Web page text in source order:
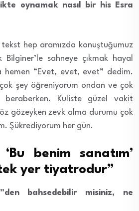
oynamak nasıl bir his Esra
tekst hep aramızda konuştuğumuz
sahneye çıkmak hayal
hemen “Evet, evet, evet” dedim.
şey öğreniyorum ondan ve çok
beraberken. Kuliste güzel vakit
gözeyken zevk alma durumu çok
Şükrediyorum her gün.
benim sanatım’
yer tiyatrodur”
bahsedebilir misiniz, ne